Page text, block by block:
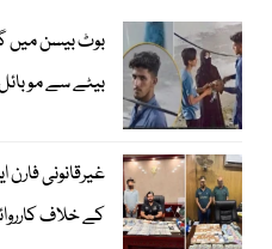
بوٹ بیسن میں
بیٹے سے
غیرقانونی
کے خلاف